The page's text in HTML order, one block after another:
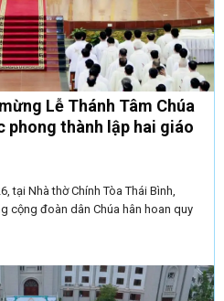
Lễ Thánh Tâm Chúa
phong thành lập hai giáo
tại Nhà thờ Chính Tòa Thái Bình,
cộng đoàn dân Chúa hân hoan quy